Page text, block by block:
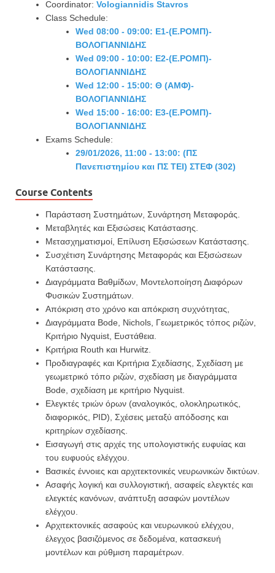
Coordinator: Vologiannidis Stavros
Class Schedule:
Wed 08:00 - 09:00: Ε1-(Ε.ΡΟΜΠ)-
ΒΟΛΟΓΙΑΝΝΙΔΗΣ
Wed 09:00 - 10:00: Ε2-(Ε.ΡΟΜΠ)-
ΒΟΛΟΓΙΑΝΝΙΔΗΣ
Wed 12:00 - 15:00: Θ (ΑΜΦ)-
ΒΟΛΟΓΙΑΝΝΙΔΗΣ
Wed 15:00 - 16:00: Ε3-(Ε.ΡΟΜΠ)-
ΒΟΛΟΓΙΑΝΝΙΔΗΣ
Exams Schedule:
29/01/2026, 11:00 - 13:00: (ΠΣ
Πανεπιστημίου και ΠΣ ΤΕΙ) ΣΤΕΦ (302)
Course Contents
Παράσταση Συστημάτων, Συνάρτηση Μεταφοράς.
Μεταβλητές και Εξισώσεις Κατάστασης.
Μετασχηματισμοί, Επίλυση Εξισώσεων Κατάστασης.
Συσχέτιση Συνάρτησης Μεταφοράς και Εξισώσεων
Κατάστασης.
Διαγράμματα Βαθμίδων, Μοντελοποίηση Διαφόρων
Φυσικών Συστημάτων.
Απόκριση στο χρόνο και απόκριση συχνότητας,
Διαγράμματα Bode, Nichols, Γεωμετρικός τόπος ριζών,
Κριτήριο Nyquist, Ευστάθεια.
Κριτήρια Routh και Hurwitz.
Προδιαγραφές και Κριτήρια Σχεδίασης, Σχεδίαση με
γεωμετρικό τόπο ριζών, σχεδίαση με διαγράμματα
Bode, σχεδίαση με κριτήριο Nyquist.
Ελεγκτές τριών όρων (αναλογικός, ολοκληρωτικός,
διαφορικός, PID), Σχέσεις μεταξύ απόδοσης και
κριτηρίων σχεδίασης.
Εισαγωγή στις αρχές της υπολογιστικής ευφυίας και
του ευφυούς ελέγχου.
Βασικές έννοιες και αρχιτεκτονικές νευρωνικών δικτύων.
Ασαφής λογική και συλλογιστική, ασαφείς ελεγκτές και
ελεγκτές κανόνων, ανάπτυξη ασαφών μοντέλων
ελέγχου.
Αρχιτεκτονικές ασαφούς και νευρωνικού ελέγχου,
έλεγχος βασιζόμενος σε δεδομένα, κατασκευή
μοντέλων και ρύθμιση παραμέτρων.